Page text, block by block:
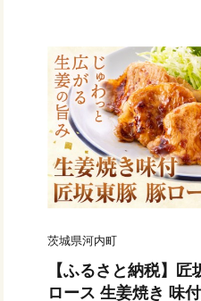
くブッチャーズ《
おかず【配送不可地
茨城県河内町
【ふるさと納税】匠
ロース 生姜焼き 味